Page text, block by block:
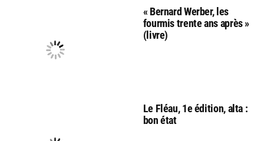
« Bernard Werber, les
fourmis trente ans après »
(livre)
Le Fléau, 1e édition, alta :
bon état